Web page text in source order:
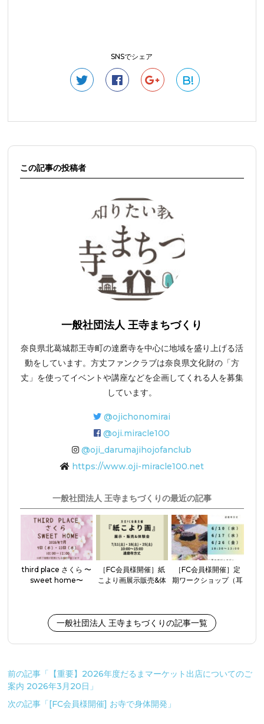
SNSでシェア
B!
この記事の投稿者
一般社団法人 王寺まちづくり
奈良県北葛城郡王寺町の達磨寺を中心に地域を盛り上げる活
動をしています。方丈ファンクラブは奈良県文化財の「方
丈」を使ってイベントや講座などを企画してくれる人を募集
しています。
@ojichonomirai
@oji.miracle100
@oji_darumajihojofanclub
https://www.oji-miracle100.net
一般社団法人 王寺まちづくりの最近の記事
third place さくら 〜
sweet home〜
［FC会員様開催］紙
こより画展示販売&体
［FC会員様開催］定
期ワークショップ（耳
一般社団法人 王寺まちづくりの記事一覧
前の記事「【重要】2026年度だるまマーケット出店についてのご
案内 2026年3月20日」
次の記事「[FC会員様開催] お寺で身体開発」